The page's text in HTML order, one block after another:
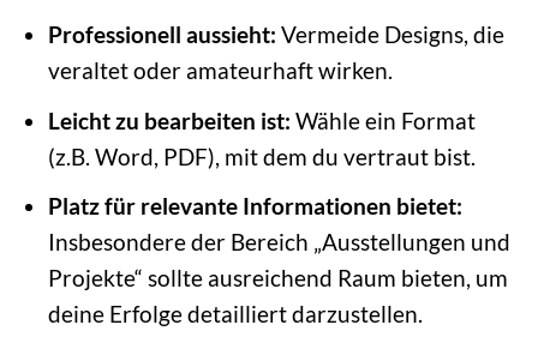
Professionell aussieht: Vermeide Designs, die
veraltet oder amateurhaft wirken.
Leicht zu bearbeiten ist: Wähle ein Format
(z.B. Word, PDF), mit dem du vertraut bist.
Platz für relevante Informationen bietet:
Insbesondere der Bereich „Ausstellungen und
Projekte“ sollte ausreichend Raum bieten, um
deine Erfolge detailliert darzustellen.